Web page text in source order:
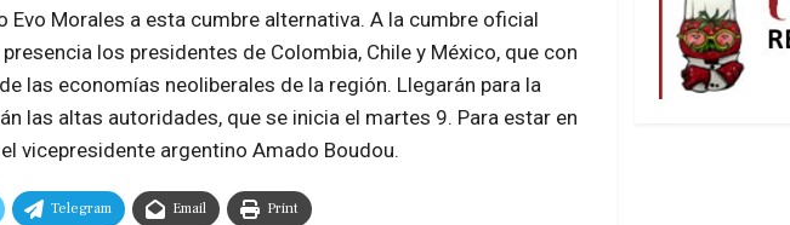
Evo Morales a esta cumbre alternativa. A la cumbre oficial
los presidentes de Colombia, Chile y México, que con
las economías neoliberales de la región. Llegarán para la
las altas autoridades, que se inicia el martes 9. Para estar en
vicepresidente argentino Amado Boudou.
Telegram Email Print